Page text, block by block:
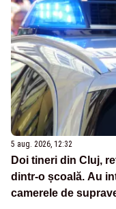
5 aug. 2026, 12:32
Doi tineri din Cluj,
dintr-o școală. Au
camerele de